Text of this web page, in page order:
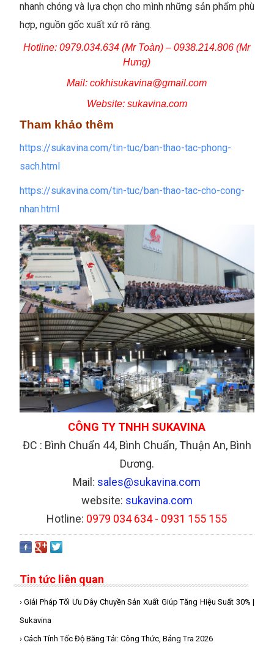
nhanh chóng và lựa chọn cho mình những sản phẩm phù
hợp, nguồn gốc xuất xứ rõ ràng.
Hotline: 0979.034.634 (Mr Toàn) – 0938.214.806 (Mr
Hưng)
Mail: cokhisukavina@gmail.com
Website: sukavina.com
Tham khảo thêm
https://sukavina.com/tin-tuc/ban-thao-tac-phong-
sach.html
https://sukavina.com/tin-tuc/ban-thao-tac-cho-cong-
nhan.html
CÔNG TY TNHH SUKAVINA
ĐC : Bình Chuẩn 44, Bình Chuẩn, Thuận An, Bình
Dương.
Mail: sales@sukavina.com
website: sukavina.com
Hotline: 0979 034 634 - 0931 155 155
Tin tức liên quan
› Giải Pháp Tối Ưu Dây Chuyền Sản Xuất Giúp Tăng Hiệu Suất 30% |
Sukavina
› Cách Tính Tốc Độ Băng Tải: Công Thức, Bảng Tra 2026